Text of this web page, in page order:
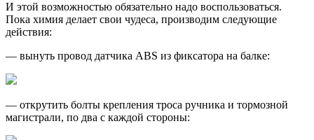
И этой возможностью обязательно надо воспользоваться.
Пока химия делает свои чудеса, производим следующие
действия:
— вынуть провод датчика ABS из фиксатора на балке:
— открутить болты крепления троса ручника и тормозной
магистрали, по два с каждой стороны: